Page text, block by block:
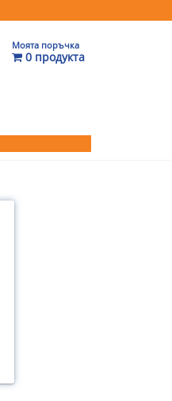
Моята поръчка
0 продукта